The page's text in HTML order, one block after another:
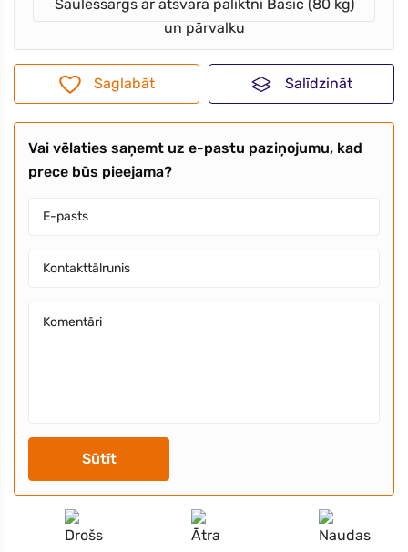
Saulessargs ar atsvara paliktni Basic (80 kg)
un pārvalku
Saglabāt Salīdzināt
Vai vēlaties saņemt uz e-pastu paziņojumu, kad
prece būs pieejama?
Sūtīt